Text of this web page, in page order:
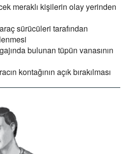
meraklı kişilerin olay yerinden
sürücüleri tarafından
bulunan tüpün vanasının
kontağının açık bırakılması